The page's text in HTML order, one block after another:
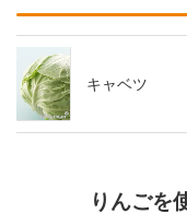
キャベツ
りんごを